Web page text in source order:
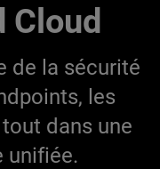
Cloud
de la sécurité
les
dans une
unifiée.